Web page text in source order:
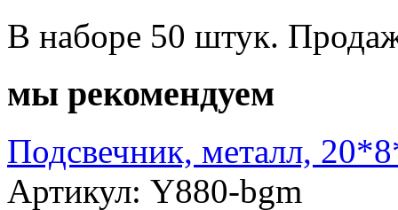
В наборе 50 штук.
мы рекомендуем
Подсвечник, металл,
Артикул: Y880-bgm